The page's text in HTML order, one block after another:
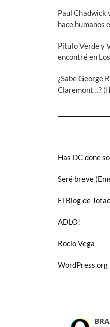
Paul Chadwick
hace humanos
Pitufo Verde y
encontré en
¿Sabe George
Claremont…?
Has DC done
Seré breve
El Blog de
ADLO!
Rocío Vega
WordPress.org